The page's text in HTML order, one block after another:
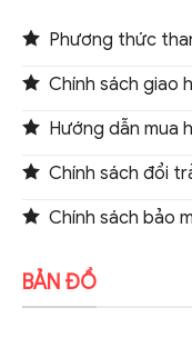
Phương thức
Chính sách giao
Hướng dẫn mua
Chính sách đổi
Chính sách bảo
BẢN ĐỒ